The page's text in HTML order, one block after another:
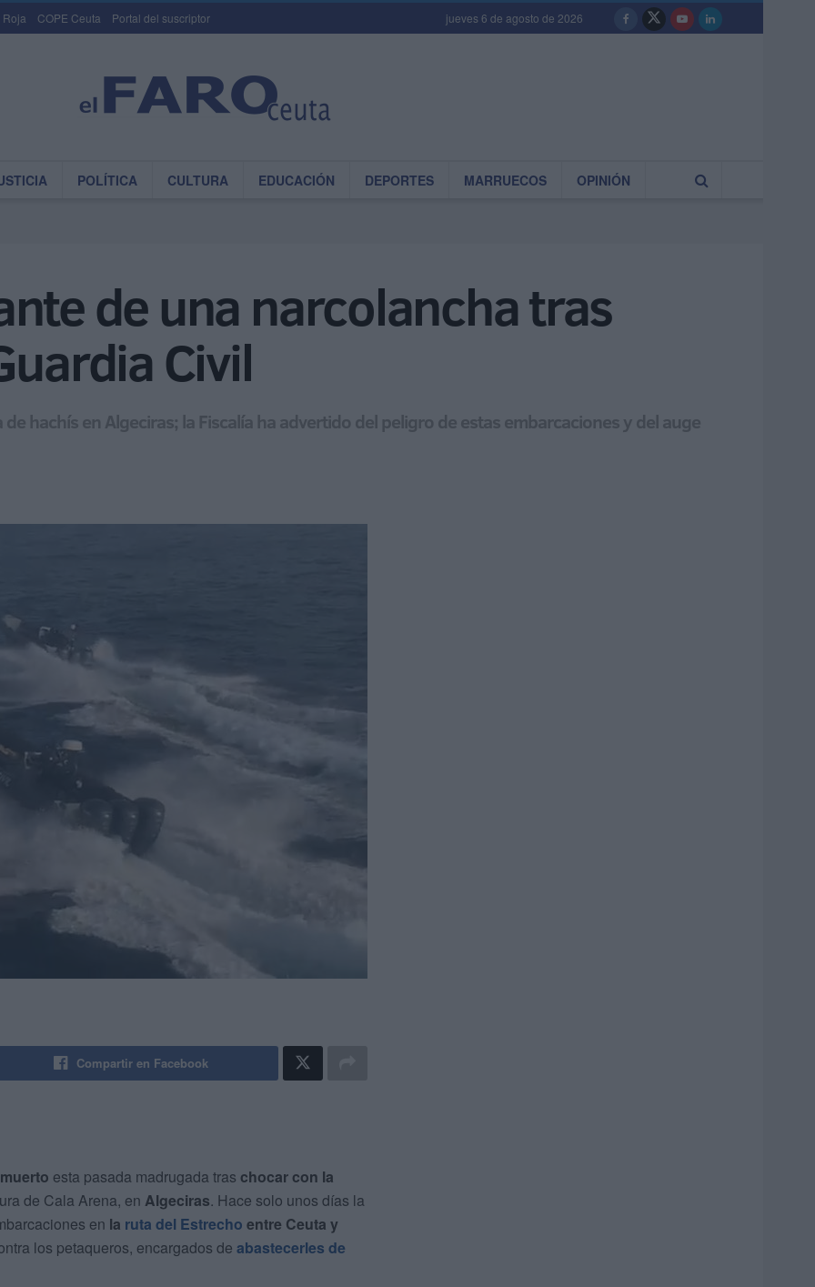
Roja COPE Ceuta Portal del suscriptor jueves 6 de agosto de 2026
POLÍTICA CULTURA EDUCACIÓN DEPORTES MARRUECOS OPINIÓN
de una narcolancha tras
Civil
hachís en Algeciras; la Fiscalía ha advertido del peligro de estas embarcaciones y del auge
Compartir en Facebook
esta pasada madrugada tras chocar con la
de Cala Arena, en Algeciras. Hace solo unos días la
en la ruta del Estrecho entre Ceuta y
los petaqueros, encargados de abastecerles de